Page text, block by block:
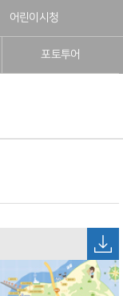
어린이시청
포토투어